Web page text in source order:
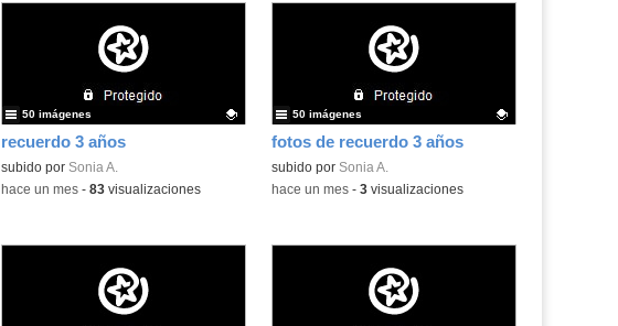
recuerdo 3 años
Contenido educativo.
subido por Sonia A.
50 imágenes
-hace un mes- 83visualizaciones
fotos de recuerdo 3 años
Contenido educativo.
subido por Sonia A.
50 imágenes
-hace un mes- 3visualizaciones